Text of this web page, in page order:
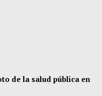
de la salud pública en